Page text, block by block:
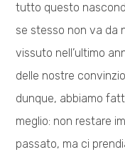
tutto questo
se stesso non va da
vissuto nell’ultimo
delle nostre
dunque, abbiamo
meglio: non restare
passato, ma ci